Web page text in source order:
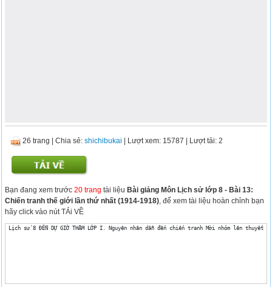
26 trang |Chia sẻ:shichibukai | Lượt xem: 15787 | Lượt tải: 2
Bạn đang xem trước20 trang tài liệuBài giảng Môn Lịch sử lớp 8 - Bài 13:
Chiến tranh thế giới lần thứ nhất (1914-1918) , để xem tài liệu hoàn chỉnh bạn
hãy click vào nút TẢi VỀ